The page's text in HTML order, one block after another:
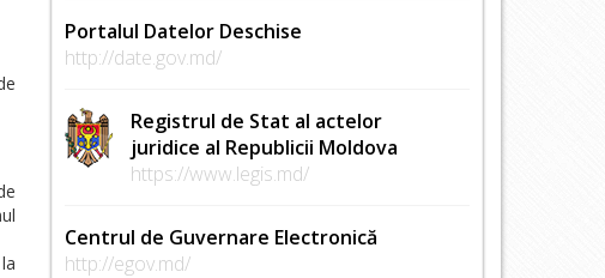
Portalul Datelor Deschise
http://date.gov.md/
Registrul de Stat al actelor
juridice al Republicii Moldova
https://www.legis.md/
Centrul de Guvernare Electronică
http://egov.md/